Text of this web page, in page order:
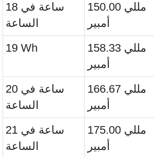
18 ساعة في
الساعة
150.00 مللي
أمبير
19 Wh
158.33 مللي
أمبير
20 ساعة في
الساعة
166.67 مللي
أمبير
21 ساعة في
الساعة
175.00 مللي
أمبير